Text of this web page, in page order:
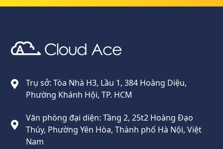
Trụ sở: Tòa Nhà H3, Lầu 1, 384 Hoàng Diệu,
Phường Khánh Hội, TP. HCM
Văn phòng đại diện: Tầng 2, 25t2 Hoàng Đạo
Thúy, Phường Yên Hòa, Thành phố Hà Nội, Việt
Nam